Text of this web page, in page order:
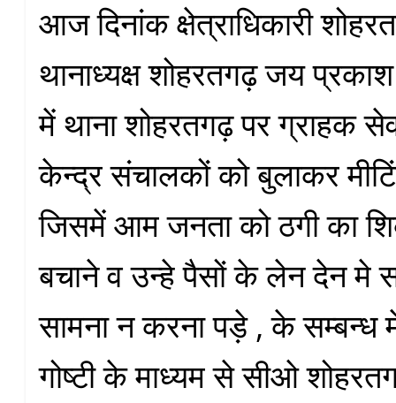
आज दिनांक क्षेत्राधिकारी
थानाध्यक्ष शोहरतगढ़ जय
में थाना शोहरतगढ़ पर ग्राहक
केन्द्र संचालकों को बुलाकर
जिसमें आम जनता को ठगी का
बचाने व उन्हे पैसों के लेन देन मे
सामना न करना पड़े , के सम्बन्ध
गोष्टी के माध्यम से सीओ